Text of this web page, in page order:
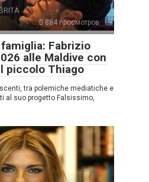
884 просмотров
Fabrizio
alle Maldive con
piccolo Thiago
tra polemiche mediatiche e
al suo progetto Falsissimo,